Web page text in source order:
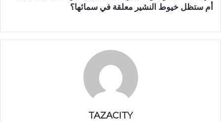
أم ستظل خيوط النشير معلقة في سمائها؟
TAZACITY